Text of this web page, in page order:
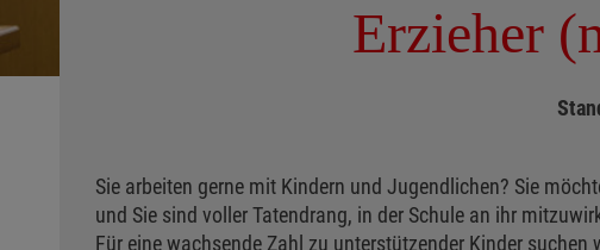
Erzieher
Sie arbeiten gerne mit Kindern und Jugendlichen? Sie
und Sie sind voller Tatendrang, in der Schule an ihr
Für eine wachsende Zahl zu unterstützender Kinder